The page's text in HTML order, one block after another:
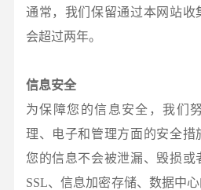
通常，我们保留通过本网站收
会超过两年。
信息安全
为保障您的信息安全，我们
理、电子和管理方面的安全措
您的信息不会被泄漏、毁损或
SSL、信息加密存储、数据中